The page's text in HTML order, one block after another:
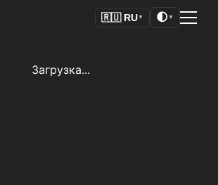
🇷🇺 RU ▼ 🌓 ▼
Загрузка...